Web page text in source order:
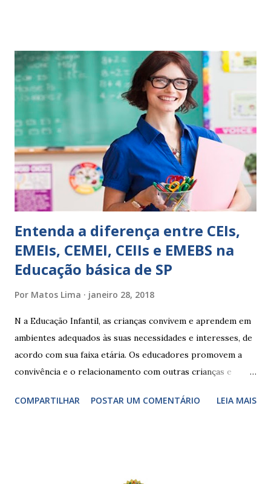
sempre as intervenções feitas para ações apresentadas,
isso ressalta trabalho. SUGESTÕES DE PALAVRAS E
EXPRESSÕES PARA USO EM RELATÓRIOS Você pensa Você
escreve O aluno não sabe O aluno não adquiriu os
conceitos, está em fase de aprendizado. Não tem limites
Apresenta dificuldades de auto-regulação, pois… É nervoso
Ainda não desenvolveu habilidades para convívio no
ambiente...
Entenda a diferença entre CEIs,
EMEIs, CEMEI, CEIIs e EMEBS na
Educação básica de SP
Por Matos Lima janeiro 28, 2018
N a Educação Infantil, as crianças convivem e aprendem em
ambientes adequados às suas necessidades e interesses, de
acordo com sua faixa etária. Os educadores promovem a
convivência e o relacionamento com outras crianças e
garantir o direito das crianças a uma educação integral e de
COMPARTILHAR POSTAR UM COMENTÁRIO LEIA MAIS